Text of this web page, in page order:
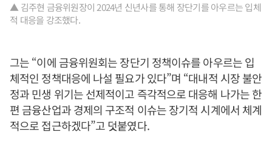
▲ 김주현 금융위원장이 2024년 신년사를 통해 장단기를 아우르는 입체
적 대응을 강조했다.
그는 “이에 금융위원회는 장단기 정책이슈를 아우르는 입
체적인 정책대응에 나설 필요가 있다”며 “대내적 시장 불안
정과 민생 위기는 선제적이고 즉각적으로 대응해 나가는 한
편 금융산업과 경제의 구조적 이슈는 장기적 시계에서 체계
적으로 접근하겠다”고 덧붙였다.